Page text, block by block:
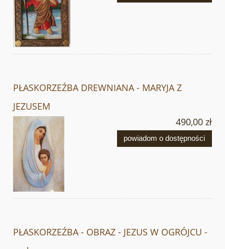
PŁASKORZEŹBA DREWNIANA - MARYJA Z
JEZUSEM
490,00 zł
powiadom o dostępności
PŁASKORZEŹBA - OBRAZ - JEZUS W OGRÓJCU -